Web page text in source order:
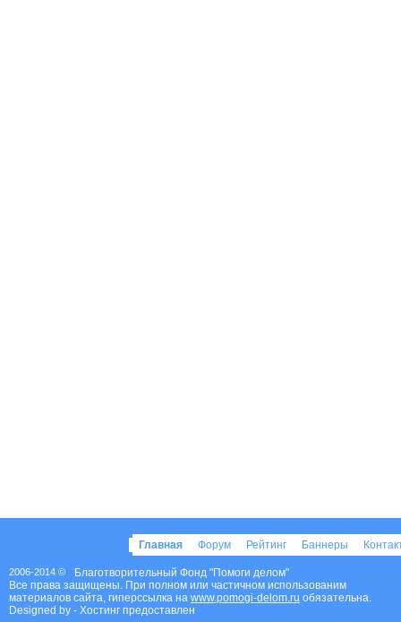
Главная Форум Рейтинг Баннеры
2006-2014 ©
Благотворительный Фонд "Помоги делом"
Все права защищены. При полном или частичном использованим
материалов сайта, гиперссылка на www.pomogi-delom.ru обязательна.
Designed by - Хостинг предоставлен